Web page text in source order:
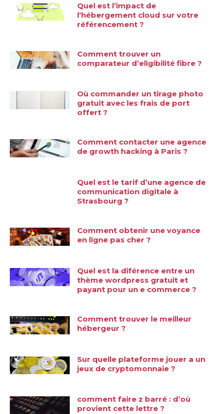
Quel est l’impact de
l’hébergement cloud sur votre
référencement ?
Comment trouver un
comparateur d’eligibilité fibre ?
Où commander un tirage photo
gratuit avec les frais de port
offert ?
Comment contacter une agence
de growth hacking à Paris ?
Quel est le tarif d’une agence de
communication digitale à
Strasbourg ?
Comment obtenir une voyance
en ligne pas cher ?
Quel est la diférence entre un
thème wordpress gratuit et
payant pour un e commerce ?
Comment trouver le meilleur
hébergeur ?
Sur quelle plateforme jouer a un
jeux de cryptomonnaie ?
comment faire z barré : d’où
provient cette lettre ?